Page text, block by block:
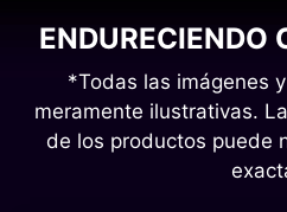
ENDURECIENDO
*Todas las imágenes
meramente ilustrativas.
de los productos puede